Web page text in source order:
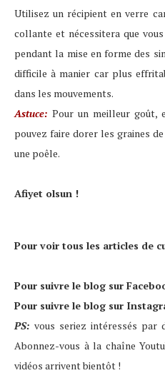
Utilisez un récipient en verre
collante et nécessitera que
pendant la mise en forme des
difficile à manier car plus
dans les mouvements.
Astuce: Pour un meilleur goût,
pouvez faire dorer les graines
une poêle.
Afiyet olsun !
Pour voir tous les articles de
Pour suivre le blog sur
Pour suivre le blog sur
PS: vous seriez intéressés par
Abonnez-vous à la chaîne
vidéos arrivent bientôt !